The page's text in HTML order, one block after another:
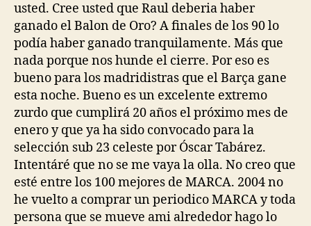
usted. Cree usted que Raul deberia haber
ganado el Balon de Oro? A finales de los 90 lo
podía haber ganado tranquilamente. Más que
nada porque nos hunde el cierre. Por eso es
bueno para los madridistras que el Barça gane
esta noche. Bueno es un excelente extremo
zurdo que cumplirá 20 años el próximo mes de
enero y que ya ha sido convocado para la
selección sub 23 celeste por Óscar Tabárez.
Intentáré que no se me vaya la olla. No creo que
esté entre los 100 mejores de MARCA. 2004 no
he vuelto a comprar un periodico MARCA y toda
persona que se mueve ami alrededor hago lo